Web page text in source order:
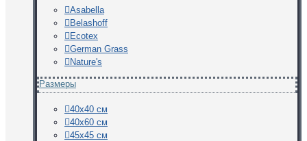
Asabella
Belashoff
Ecotex
German Grass
Nature's
Размеры
40х40 см
40х60 см
45х45 см